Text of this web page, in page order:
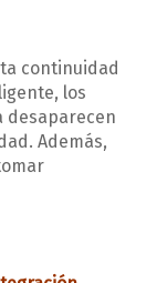
continuidad
los
desaparecen
Además,